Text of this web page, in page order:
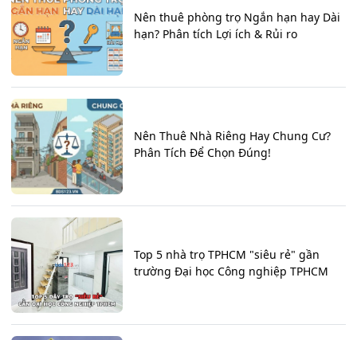
Nên thuê phòng trọ Ngắn hạn hay Dài
hạn? Phân tích Lợi ích & Rủi ro
Nên Thuê Nhà Riêng Hay Chung Cư?
Phân Tích Để Chọn Đúng!
Top 5 nhà trọ TPHCM "siêu rẻ" gần
trường Đại học Công nghiệp TPHCM